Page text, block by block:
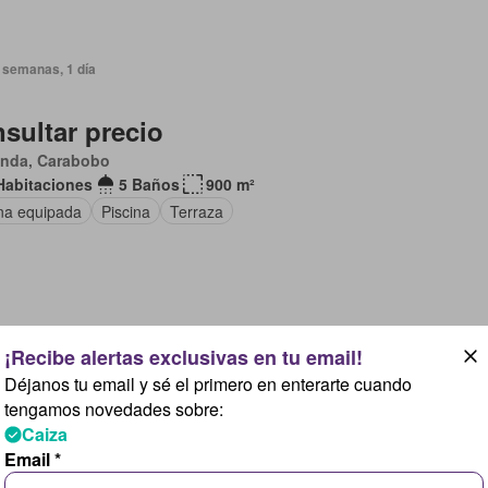
1 día
precio
Carabobo
5 Baños
900 m²
equipada
Piscina Terraza
1 día
precio
Carabobo
4 Baños
791 m²
Déjanos tu email y sé el primero en enterarte cuando
tengamos novedades sobre:
Caiza
Email *